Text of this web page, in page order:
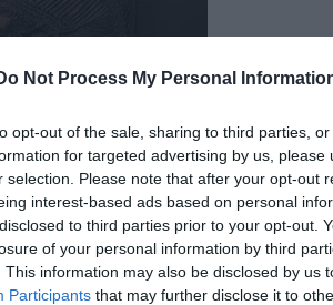
Not Process My Personal
opt-out of the sale, sharing to third parties,
for targeted advertising by us,
selection. Please note that after your opt-out
interest-based ads based on personal
to third parties prior to your opt-out.
of your personal information by third
This information may also be disclosed by us
Participants that may further disclose it to
új közegbe, hogy őszinte és
túl sok, vagy túl közvetlen
is úgy érkeztem, hogy volt